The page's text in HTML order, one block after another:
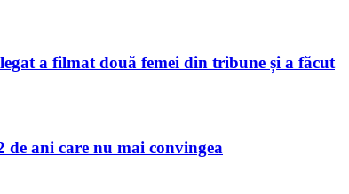
a filmat două femei din tribune și a făcut
de ani care nu mai convingea